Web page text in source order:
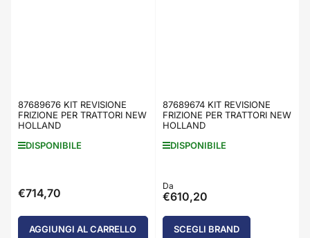
87689676 KIT REVISIONE
FRIZIONE PER TRATTORI NEW
HOLLAND
DISPONIBILE
Prezzo
€714,70
AGGIUNGI AL CARRELLO
87689674 KIT REVISIONE
FRIZIONE PER TRATTORI NEW
HOLLAND
DISPONIBILE
Prezzo
standard
Da
€610,20
SCEGLI BRAND